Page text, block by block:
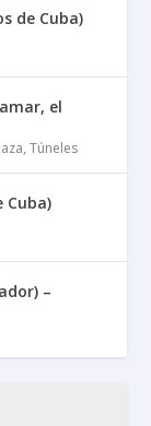
de Cuba)
el
,Túneles
Cuba)
–